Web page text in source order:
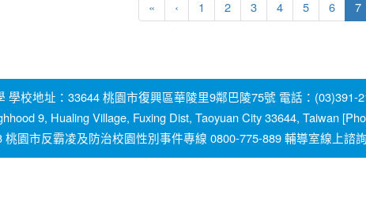
« ‹ 1 2 3 4 5 6 7
學校地址：33644 桃園市復興區華陵里9鄰巴陵75號 電話：(03)391-
9, Hualing Village, Fuxing Dist, Taoyuan City 33644, Taiwan
園市反霸凌及防治校園性別事件專線 0800-775-889 輔導室線上諮